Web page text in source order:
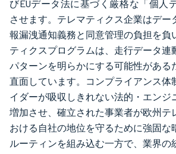
びEUデータ法に基づく厳格な「個人
させます。テレマティクス企業はデー
報漏洩通知義務と同意管理の負担を負
ティクスプログラムは、走行データ連
パターンを明らかにする可能性がある
直面しています。コンプライアンス体
イダーが吸収しきれない法的・エンジ
増加させ、確立された事業者が欧州テ
おける自社の地位を守るために強固な
ルーティンを組み込む一方で、業界の